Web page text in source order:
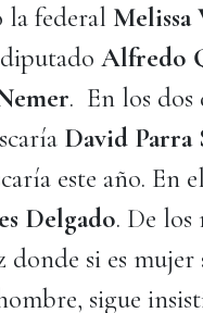
la federal Melissa
Alfredo
. En los dos
David Parra
este año. En
Delgado. De los
donde si es
sigue